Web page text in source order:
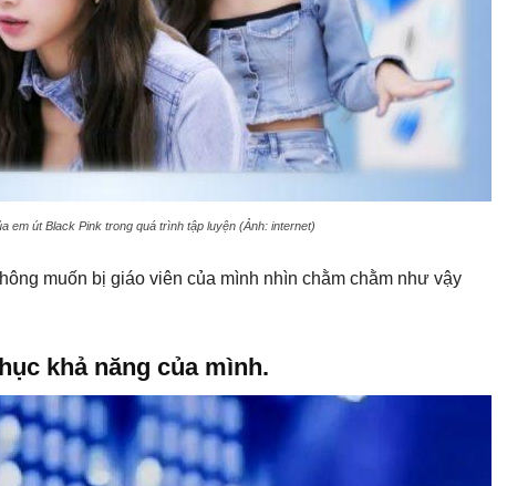
em út Black Pink trong quá trình tập luyện (Ảnh: internet)
muốn bị giáo viên của mình nhìn chằm chằm như vậy
khả năng của mình.